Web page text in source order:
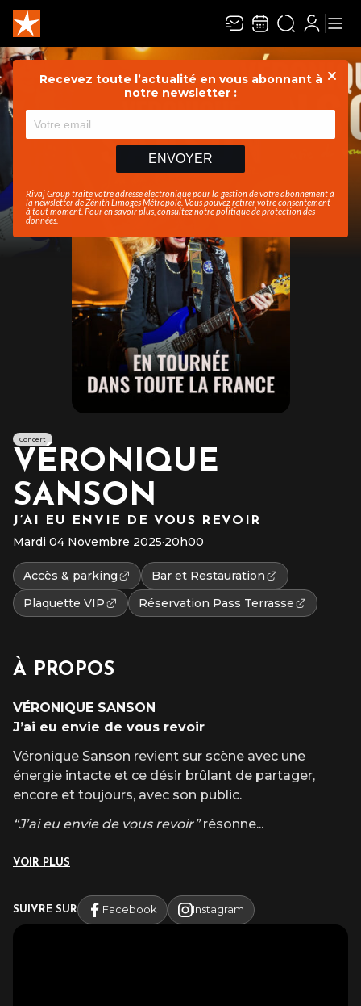
Recevez toute l’actualité en vous abonnant à
notre newsletter :
ENVOYER
Rivaj Group traite votre adresse électronique pour la gestion de votre abonnement à
la newsletter deZénith Limoges Métropole . Vous pouvez retirer votre consentement
à tout moment. Pour en savoir plus, consultez notrepolitique de protection des
données
Concert
VÉRONIQUE
SANSON
J’AI EU ENVIE DE VOUS REVOIR
Mardi 04 Novembre 2025·20h00
Accès & parking
Bar et Restauration
Plaquette VIP
Réservation Pass Terrasse
À PROPOS
VÉRONIQUE SANSON
J’ai eu envie de vous revoir
Véronique Sanson revient sur scène avec une
énergie intacte et ce désir brûlant de partager,
encore et toujours, avec son public.
“J’ai eu envie de vous revoir”résonne...
VOIR PLUS
SUIVRE SUR Facebook Instagram